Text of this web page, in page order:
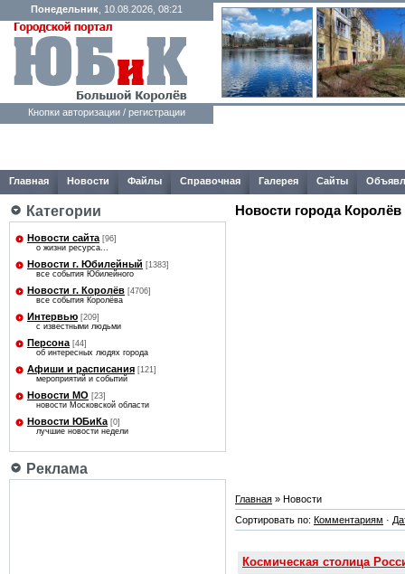
Понедельник , 10.08.2026, 08:21
Кнопки авторизации / регистрации
Главная Новости Файлы Справочная Галерея Сайты
Категории
Новости сайта [96]
о жизни ресурса...
Новости г. Юбилейный [1383]
все события Юбилейного
Новости г. Королёв [4706]
все события Королёва
Интервью [209]
с известными людьми
Персона [44]
об интересных людях города
Афиши и расписания [121]
мероприятий и событий
Новости МО [23]
новости Московской области
Новости ЮБиКа [0]
лучшие новости недели
Реклама
Новости города Королёв
Главная » Новости
Сортировать по: Комментариям ·
Космическая столица